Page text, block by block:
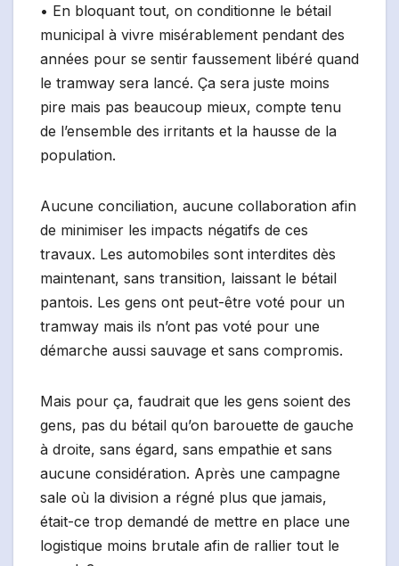
• En bloquant tout, on conditionne le bétail
municipal à vivre misérablement pendant des
années pour se sentir faussement libéré quand
le tramway sera lancé. Ça sera juste moins
pire mais pas beaucoup mieux, compte tenu
de l’ensemble des irritants et la hausse de la
population.
Aucune conciliation, aucune collaboration afin
de minimiser les impacts négatifs de ces
travaux. Les automobiles sont interdites dès
maintenant, sans transition, laissant le bétail
pantois. Les gens ont peut-être voté pour un
tramway mais ils n’ont pas voté pour une
démarche aussi sauvage et sans compromis.
Mais pour ça, faudrait que les gens soient des
gens, pas du bétail qu’on barouette de gauche
à droite, sans égard, sans empathie et sans
aucune considération. Après une campagne
sale où la division a régné plus que jamais,
était-ce trop demandé de mettre en place une
logistique moins brutale afin de rallier tout le